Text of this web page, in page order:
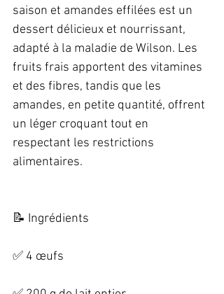
saison et amandes effilées est un
dessert délicieux et nourrissant,
adapté à la maladie de Wilson. Les
fruits frais apportent des vitamines
et des fibres, tandis que les
amandes, en petite quantité, offrent
un léger croquant tout en
respectant les restrictions
alimentaires.
📝 Ingrédients
✅ 4 œufs